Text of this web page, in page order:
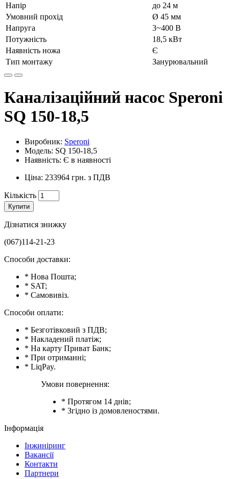
Напір
до 24 м
Умовний прохід
Ø 45 мм
Напруга
3~400 В
Потужність
18,5 кВт
Наявність ножа
Є
Тип монтажу
Занурювальний
Каналізаційний насос Speroni
SQ 150-18,5
Виробник: Speroni
Модель: SQ 150-18,5
Наявність: Є в наявності
Ціна: 233964 грн. з ПДВ
Кількість
Купити
Дізнатися знижку
(067)114-21-23
Способи доставки:
* Нова Пошта;
* SAT;
* Самовивіз.
Способи оплати:
* Безготівковий з ПДВ;
* Накладений платіж;
* На карту Приват Банк;
* При отриманні;
* LiqPay.
Умови повернення:
* Протягом 14 днів;
* Згідно із домовленостями.
Інформація
Інжиніринг
Вакансії
Контакти
Партнери